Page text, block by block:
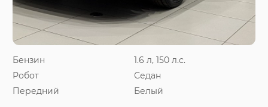
Бензин
1.6 л, 150 л.с.
Робот
Седан
Передний
Белый